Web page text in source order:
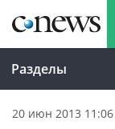
Разделы
20 июн 2013 11:06